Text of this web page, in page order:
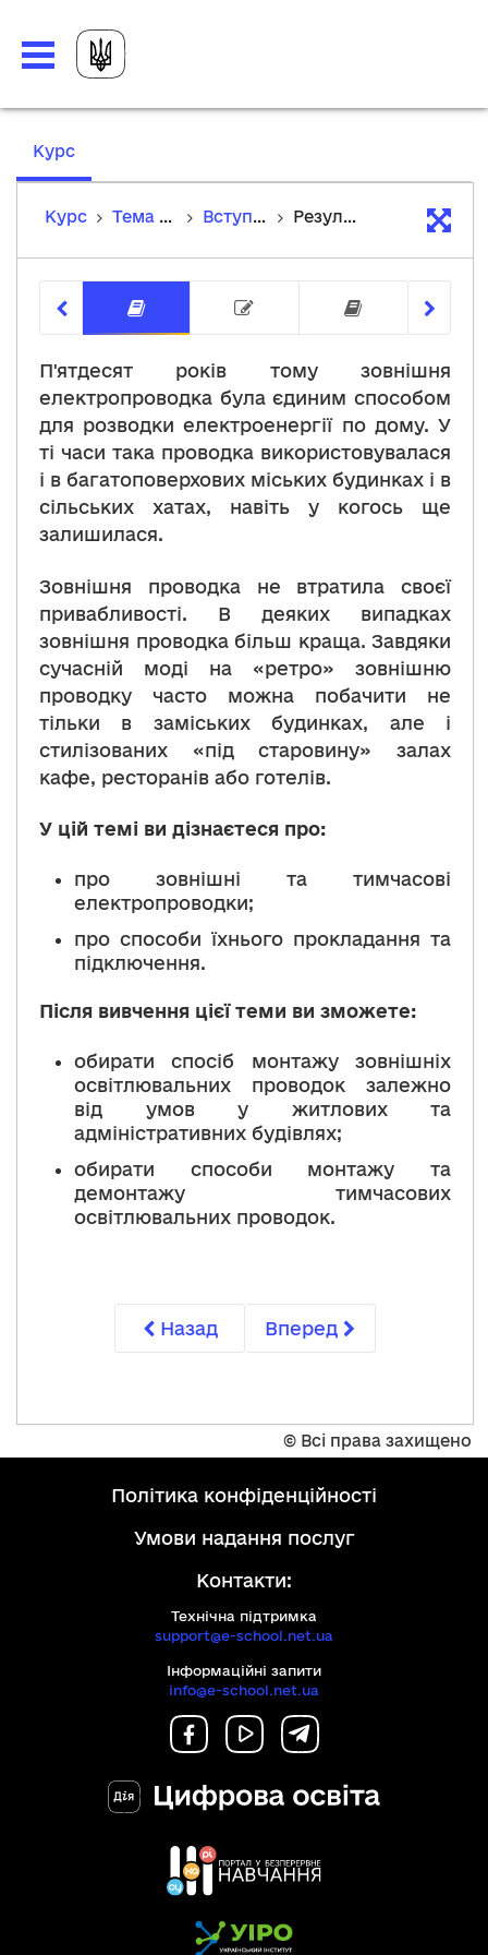
Курс,
Курс
Тема 9. Зовнішні та тимчасові електропроводки Вступ до теми Результати навчання
Результати навчання
Тест на попередні
Перелік
П'ятдесят років тому зовнішня
електропроводка була єдиним способом
для розводки електроенергії по дому. У
ті часи така проводка використовувалася
і в багатоповерхових міських будинках і в
сільських хатах, навіть у когось ще
залишилася.
Зовнішня проводка не втратила своєї
привабливості. В деяких випадках
зовнішня проводка більш краща. Завдяки
сучасній моді на «ретро» зовнішню
проводку часто можна побачити не
тільки в заміських будинках, але і
стилізованих «під старовину» залах
кафе, ресторанів або готелів.
У цій темі ви дізнаєтеся про:
про зовнішні та тимчасові
електропроводки;
про способи їхнього прокладання та
підключення.
Після вивчення цієї теми ви зможете:
обирати спосіб монтажу зовнішніх
освітлювальних проводок залежно
від умов у житлових та
адміністративних будівлях;
обирати способи монтажу та
демонтажу тимчасових
освітлювальних проводок.
Назад Вперед
© Всі права захищено
політика конфіденційності
умови надання послуг
Контакти:
Технічна підтримка
support@e-school.net.ua
Інформаційні запити
info@e-school.net.ua